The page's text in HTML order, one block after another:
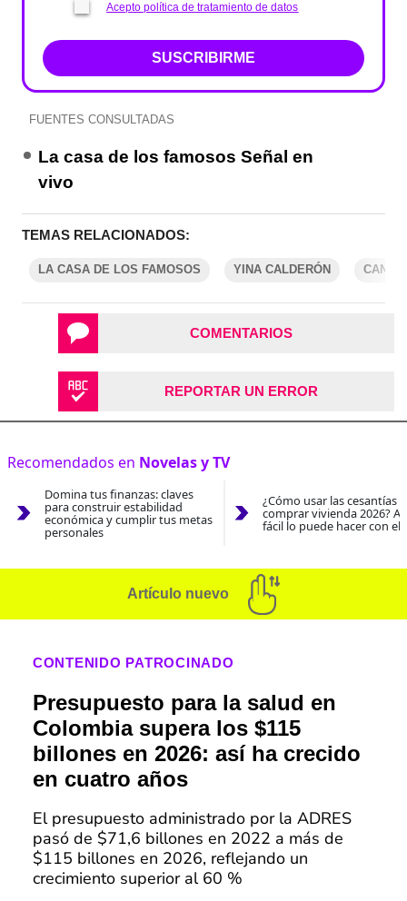
Acepto política de tratamiento de datos
SUSCRIBIRME
FUENTES CONSULTADAS
La casa de los famosos Señal en
vivo
TEMAS RELACIONADOS:
LA CASA DE LOS FAMOSOS YINA CALDERÓN CANAL
COMENTARIOS
REPORTAR UN ERROR
Recomendados en Novelas y TV
Domina tus finanzas: claves
para construir estabilidad
económica y cumplir tus metas
personales
¿Cómo usar las cesantías
comprar vivienda 2026?
fácil lo puede hacer con el
Artículo nuevo
CONTENIDO PATROCINADO
Presupuesto para la salud en
Colombia supera los $115
billones en 2026: así ha crecido
en cuatro años
El presupuesto administrado por la ADRES
pasó de $71,6 billones en 2022 a más de
$115 billones en 2026, reflejando un
crecimiento superior al 60 %